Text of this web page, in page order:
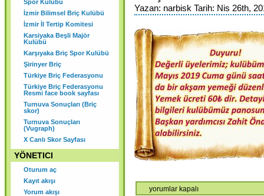
2024 YILI OLAĞAN GENEL
ŞU ŞEKİLDE OLUŞMUŞTUR.
Yazan: narbisk Tarih: Nis 26th,
Akşam
yorumlar kapalı
Spor Kulübü
İzmir Bilimsel Briç Kulübü
İzmir İl Tertip Komitesi
Karsiyaka Beşli Majör
Kulübü
Karşıyaka Briç Spor Kulübü
Şirinyer Briç
Türkiye Briç Federasyonu
Türkiye Briç Federasyonu
Resmi face book sayfası
Turnuva Sonuçları (Briç
skor)
Turnuva Sonuçları
(Vugraph)
X Canlı Skor Sayfası
YÖNETICI
Oturum aç
Kayıt akışı
Yorum akışı